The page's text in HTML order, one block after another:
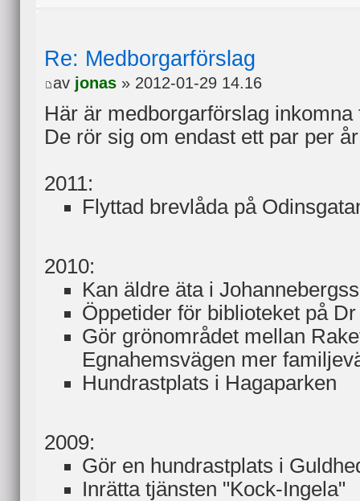
Re: Medborgarförslag
av jonas » 2012-01-29 14.16
Här är medborgarförslag
De rör sig om endast ett par per
2011:
Flyttad brevlåda på
2010:
Kan äldre äta i
Öppetider för biblioteket på
Gör grönområdet mellan
Egnahemsvägen mer
Hundrastplats i Hagaparken
2009:
Gör en hundrastplats i
Inrätta tjänsten "Kock-Ingela"